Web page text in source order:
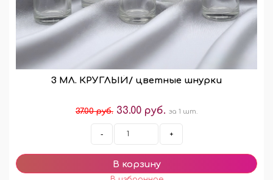
3 МЛ. КРУГЛЫЙ/ цветные шнурки
37.00 руб. 33.00 руб. за 1 шт.
- +